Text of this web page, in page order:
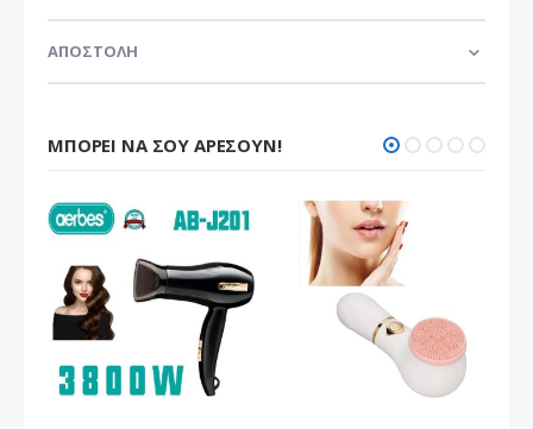
ΑΠΟΣΤΟΛΗ
ΜΠΟΡΕΊ ΝΑ ΣΟΥ ΑΡΈΣΟΥΝ!